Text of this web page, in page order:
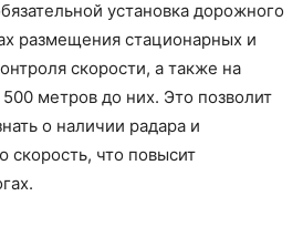
установка дорожного
размещения стационарных и
скорости, а также на
метров до них. Это позволит
о наличии радара и
скорость, что повысит